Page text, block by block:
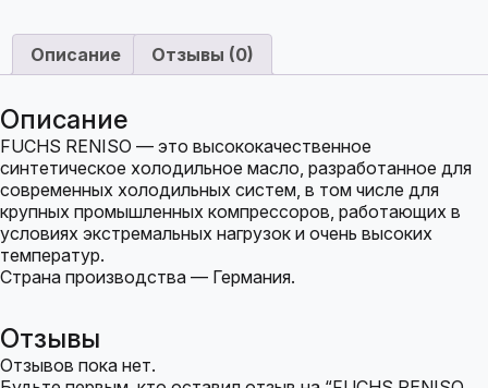
Описание Отзывы (0)
Описание
FUCHS RENISO — это высококачественное
синтетическое холодильное масло, разработанное для
современных холодильных систем, в том числе для
крупных промышленных компрессоров, работающих в
условиях экстремальных нагрузок и очень высоких
температур.
Страна производства — Германия.
Отзывы
Отзывов пока нет.